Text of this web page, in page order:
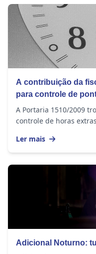
A contribuição da
para controle de
A Portaria 1510/2009
controle de horas
Ler mais
Adicional Noturno: